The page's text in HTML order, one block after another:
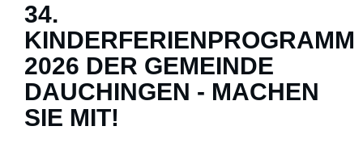
34.
KINDERFERIENPROGRAMM
2026 DER GEMEINDE
DAUCHINGEN - MACHEN
SIE MIT!